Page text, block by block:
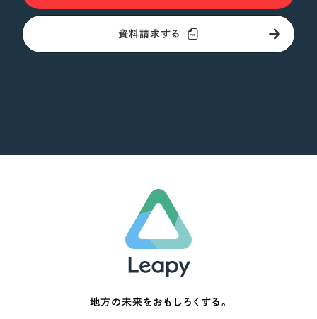
資料請求する
地方の未来をおもしろくする。